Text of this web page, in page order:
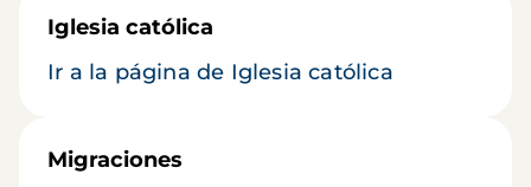
Iglesia católica
Ir a la página de Iglesia católica
Migraciones